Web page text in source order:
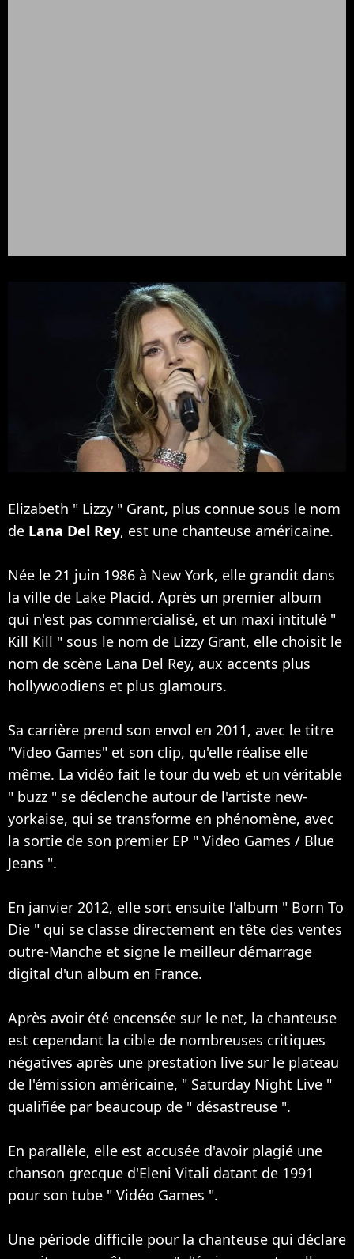
Elizabeth " Lizzy " Grant, plus connue sous le nom
de Lana Del Rey, est une chanteuse américaine.
Née le 21 juin 1986 à New York, elle grandit dans
la ville de Lake Placid. Après un premier album
qui n'est pas commercialisé, et un maxi intitulé "
Kill Kill " sous le nom de Lizzy Grant, elle choisit le
nom de scène Lana Del Rey, aux accents plus
hollywoodiens et plus glamours.
Sa carrière prend son envol en 2011, avec le titre
"Video Games" et son clip, qu'elle réalise elle
même. La vidéo fait le tour du web et un véritable
" buzz " se déclenche autour de l'artiste new-
yorkaise, qui se transforme en phénomène, avec
la sortie de son premier EP " Video Games / Blue
Jeans ".
En janvier 2012, elle sort ensuite l'album " Born To
Die " qui se classe directement en tête des ventes
outre-Manche et signe le meilleur démarrage
digital d'un album en France.
Après avoir été encensée sur le net, la chanteuse
est cependant la cible de nombreuses critiques
négatives après une prestation live sur le plateau
de l'émission américaine, " Saturday Night Live "
qualifiée par beaucoup de " désastreuse ".
En parallèle, elle est accusée d'avoir plagié une
chanson grecque d'Eleni Vitali datant de 1991
pour son tube " Vidéo Games ".
Une période difficile pour la chanteuse qui déclare